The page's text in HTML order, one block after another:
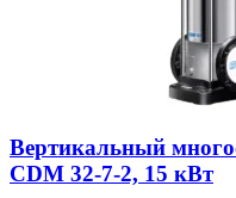
Вертикальный
CDM 32-7-2, 15 кВт